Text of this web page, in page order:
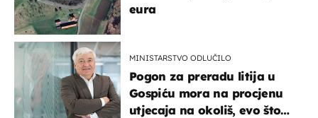
eura
MINISTARSTVO ODLUČILO
Pogon za preradu litija u
Gospiću mora na procjenu
utjecaja na okoliš, evo što